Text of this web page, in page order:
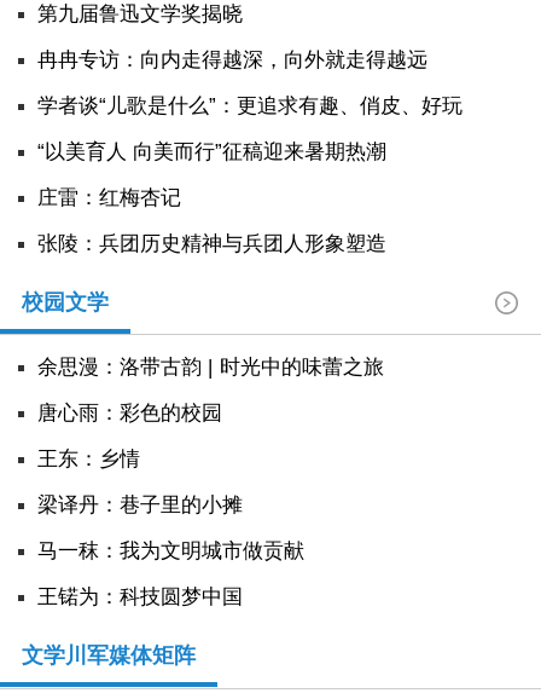
第九届鲁迅文学奖揭晓
冉冉专访：向内走得越深，向外就走得越远
学者谈“儿歌是什么”：更追求有趣、俏皮、好玩
“以美育人 向美而行”征稿迎来暑期热潮
庄雷：红梅杏记
张陵：兵团历史精神与兵团人形象塑造
校园文学
余思漫：洛带古韵 | 时光中的味蕾之旅
唐心雨：彩色的校园
王东：乡情
​梁译丹：巷子里的小摊
马一秣：我为文明城市做贡献
王锘为：科技圆梦中国
文学川军媒体矩阵